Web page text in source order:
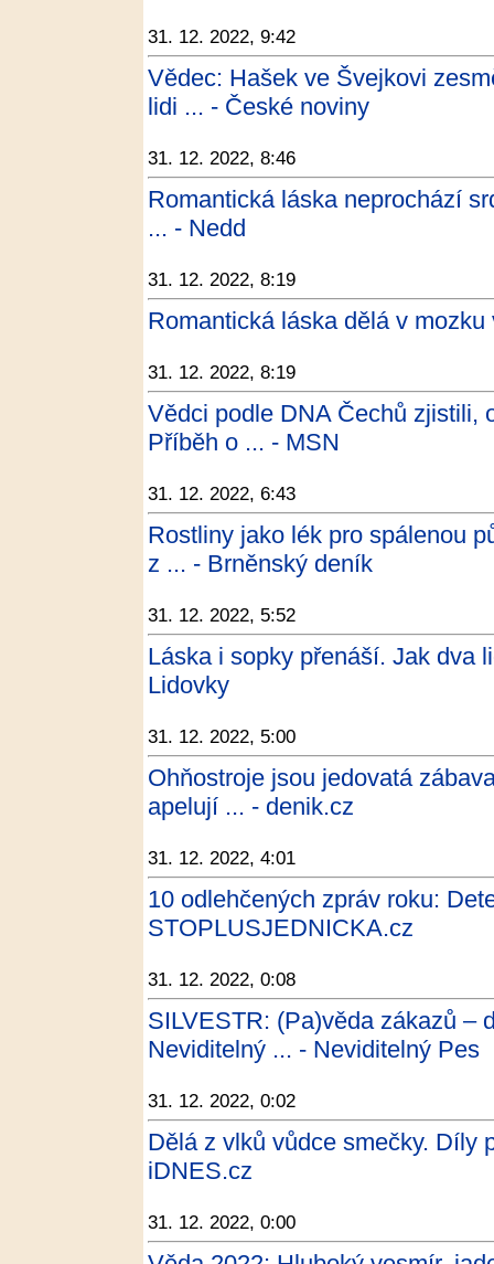
31. 12. 2022, 9:42
Vědec: Hašek ve Švejkovi
lidi ... - České noviny
31. 12. 2022, 8:46
Romantická láska neprochází
... - Nedd
31. 12. 2022, 8:19
Romantická láska dělá v
31. 12. 2022, 8:19
Vědci podle DNA Čechů zjistili,
Příběh o ... - MSN
31. 12. 2022, 6:43
Rostliny jako lék pro spálenou
z ... - Brněnský deník
31. 12. 2022, 5:52
Láska i sopky přenáší. Jak dva
Lidovky
31. 12. 2022, 5:00
Ohňostroje jsou jedovatá
apelují ... - denik.cz
31. 12. 2022, 4:01
10 odlehčených zpráv roku:
STOPLUSJEDNICKA.cz
31. 12. 2022, 0:08
SILVESTR: (Pa)věda zákazů –
Neviditelný ... - Neviditelný Pes
31. 12. 2022, 0:02
Dělá z vlků vůdce smečky. Díly
iDNES.cz
31. 12. 2022, 0:00